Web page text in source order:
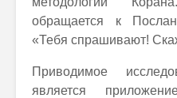
обращается к
«Тебя спрашивают!
Приводимое
является